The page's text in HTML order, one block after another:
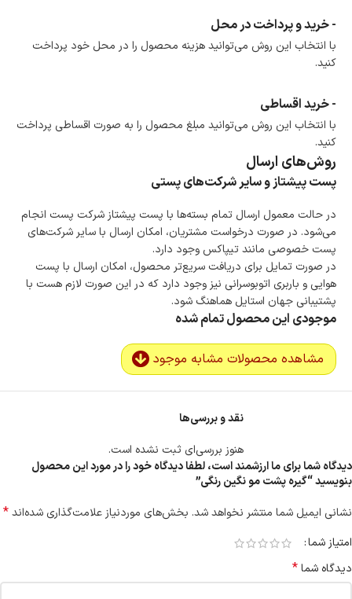
- خرید و پرداخت در محل
با انتخاب این روش می‌توانید هزینه محصول را در محل خود پرداخت
کنید.
- خرید اقساطی
با انتخاب این روش می‌توانید مبلغ محصول را به صورت اقساطی پرداخت
کنید.
روش‌های ارسال
پست پیشتاز و سایر شرکت‌های پستی
در حالت معمول ارسال تمام بسته‌ها با پست پیشتاز شرکت پست انجام
می‌شود. در صورت درخواست مشتریان، امکان ارسال با سایر شرکت‌های
پست خصوصی مانند تیپاکس وجود دارد.
در صورت تمایل برای دریافت سریع‌تر محصول، امکان ارسال با پست
هوایی و باربری اتوبوسرانی نیز وجود دارد که در این صورت لازم هست با
پشتیبانی جهان استایل هماهنگ شود.
موجودی این محصول تمام شده
مشاهده محصولات مشابه موجود
نقد و بررسی‌ها
هنوز بررسی‌ای ثبت نشده است.
دیدگاه شما برای ما ارزشمند است، لطفا دیدگاه خود را در مورد این محصول
بنویسید “گیره پشت مو نگین رنگی”
نشانی ایمیل شما منتشر نخواهد شد. بخش‌های موردنیاز علامت‌گذاری شده‌اند*
امتیاز شما
دیدگاه شما*